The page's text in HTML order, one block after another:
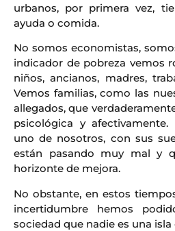
urbanos, por primera vez,
ayuda o comida.
No somos economistas,
indicador de pobreza vemos
niños, ancianos, madres,
Vemos familias, como las
allegados, que
psicológica y
uno de nosotros, con sus
están pasando muy mal y
horizonte de mejora.
No obstante, en estos
incertidumbre hemos
sociedad que nadie es una